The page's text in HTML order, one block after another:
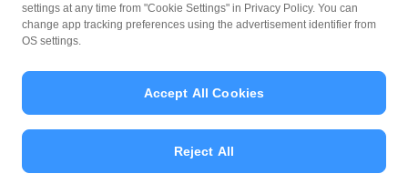
© PayPay Corporation
settings at any time from "Cookie Settings" in Privacy Policy. You can
change app tracking preferences using the advertisement identifier from
OS settings.
Reject All
Accept All Cookies